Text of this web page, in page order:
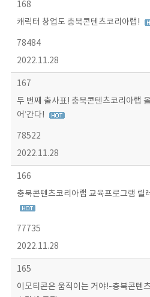
168
캐릭터 창업도 충북콘텐츠코리아랩!
78484
2022.11.28
167
두 번째 출사표! 충북콘텐츠코리아랩
어’간다!
78522
2022.11.28
166
충북콘텐츠코리아랩 교육프로그램 릴
77735
2022.11.28
165
이모티콘은 움직이는 거야!-충북콘텐